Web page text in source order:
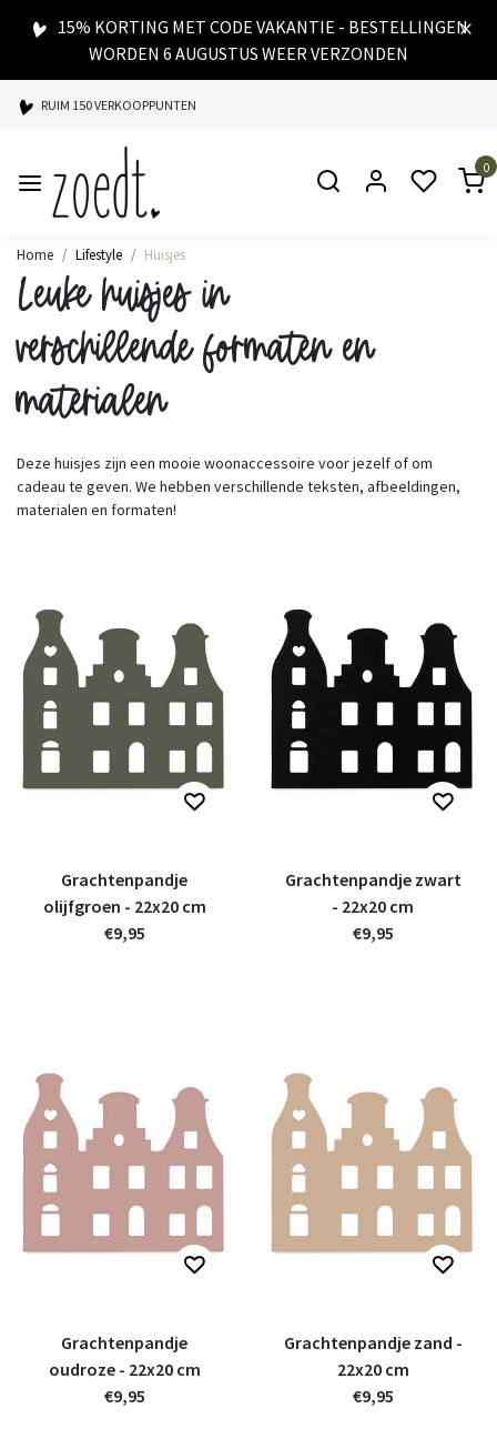
15% KORTING MET CODE VAKANTIE - BESTELLINGEN
WORDEN 6 AUGUSTUS WEER VERZONDEN
RUIM 150 VERKOOPPUNTEN
SPAARPUNTEN BIJ ELKE AANKOOP
SNELLE LEVERING
0
Home Lifestyle Huisjes
Leuke huisjes in
verschillende formaten en
materialen
Deze huisjes zijn een mooie woonaccessoire voor jezelf of om
cadeau te geven. We hebben verschillende teksten, afbeeldingen,
materialen en formaten!
Grachtenpandje
olijfgroen - 22x20 cm
€9,95
Grachtenpandje zwart
- 22x20 cm
€9,95
Grachtenpandje
oudroze - 22x20 cm
€9,95
Grachtenpandje zand -
22x20 cm
€9,95